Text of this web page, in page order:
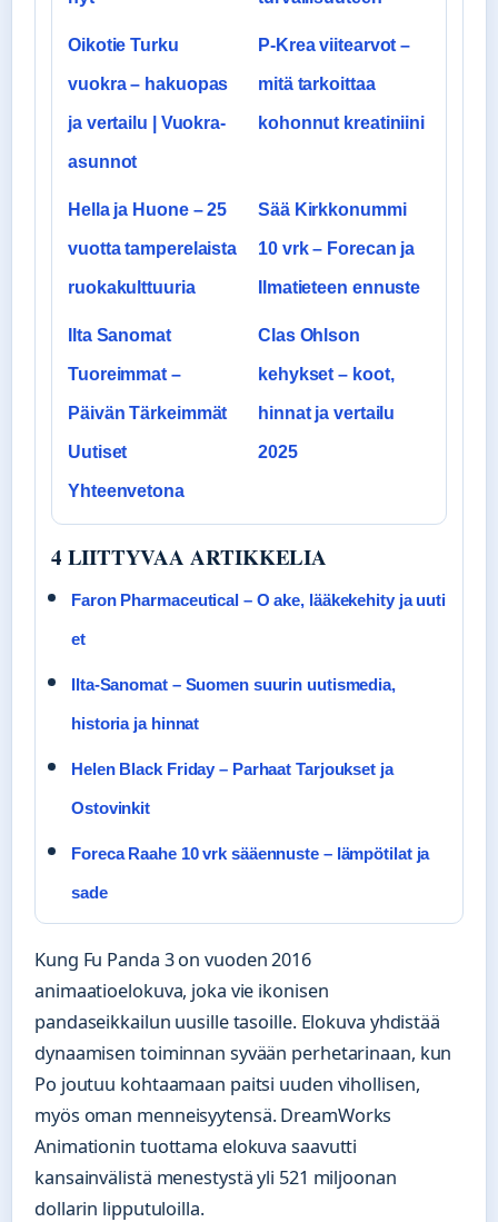
Oikotie Turku
vuokra – hakuopas
ja vertailu | Vuokra-
asunnot
P-Krea viitearvot –
mitä tarkoittaa
kohonnut kreatiniini
Hella ja Huone – 25
vuotta tamperelaista
ruokakulttuuria
Sää Kirkkonummi
10 vrk – Forecan ja
Ilmatieteen ennuste
Ilta Sanomat
Tuoreimmat –
Päivän Tärkeimmät
Uutiset
Yhteenvetona
Clas Ohlson
kehykset – koot,
hinnat ja vertailu
2025
4 LIITTYVAA ARTIKKELIA
Faron Pharmaceutical – O ake, lääkekehity ja uuti
et
Ilta-Sanomat – Suomen suurin uutismedia,
historia ja hinnat
Helen Black Friday – Parhaat Tarjoukset ja
Ostovinkit
Foreca Raahe 10 vrk sääennuste – lämpötilat ja
sade
Kung Fu Panda 3 on vuoden 2016
animaatioelokuva, joka vie ikonisen
pandaseikkailun uusille tasoille. Elokuva yhdistää
dynaamisen toiminnan syvään perhetarinaan, kun
Po joutuu kohtaamaan paitsi uuden vihollisen,
myös oman menneisyytensä. DreamWorks
Animationin tuottama elokuva saavutti
kansainvälistä menestystä yli 521 miljoonan
dollarin lipputuloilla.